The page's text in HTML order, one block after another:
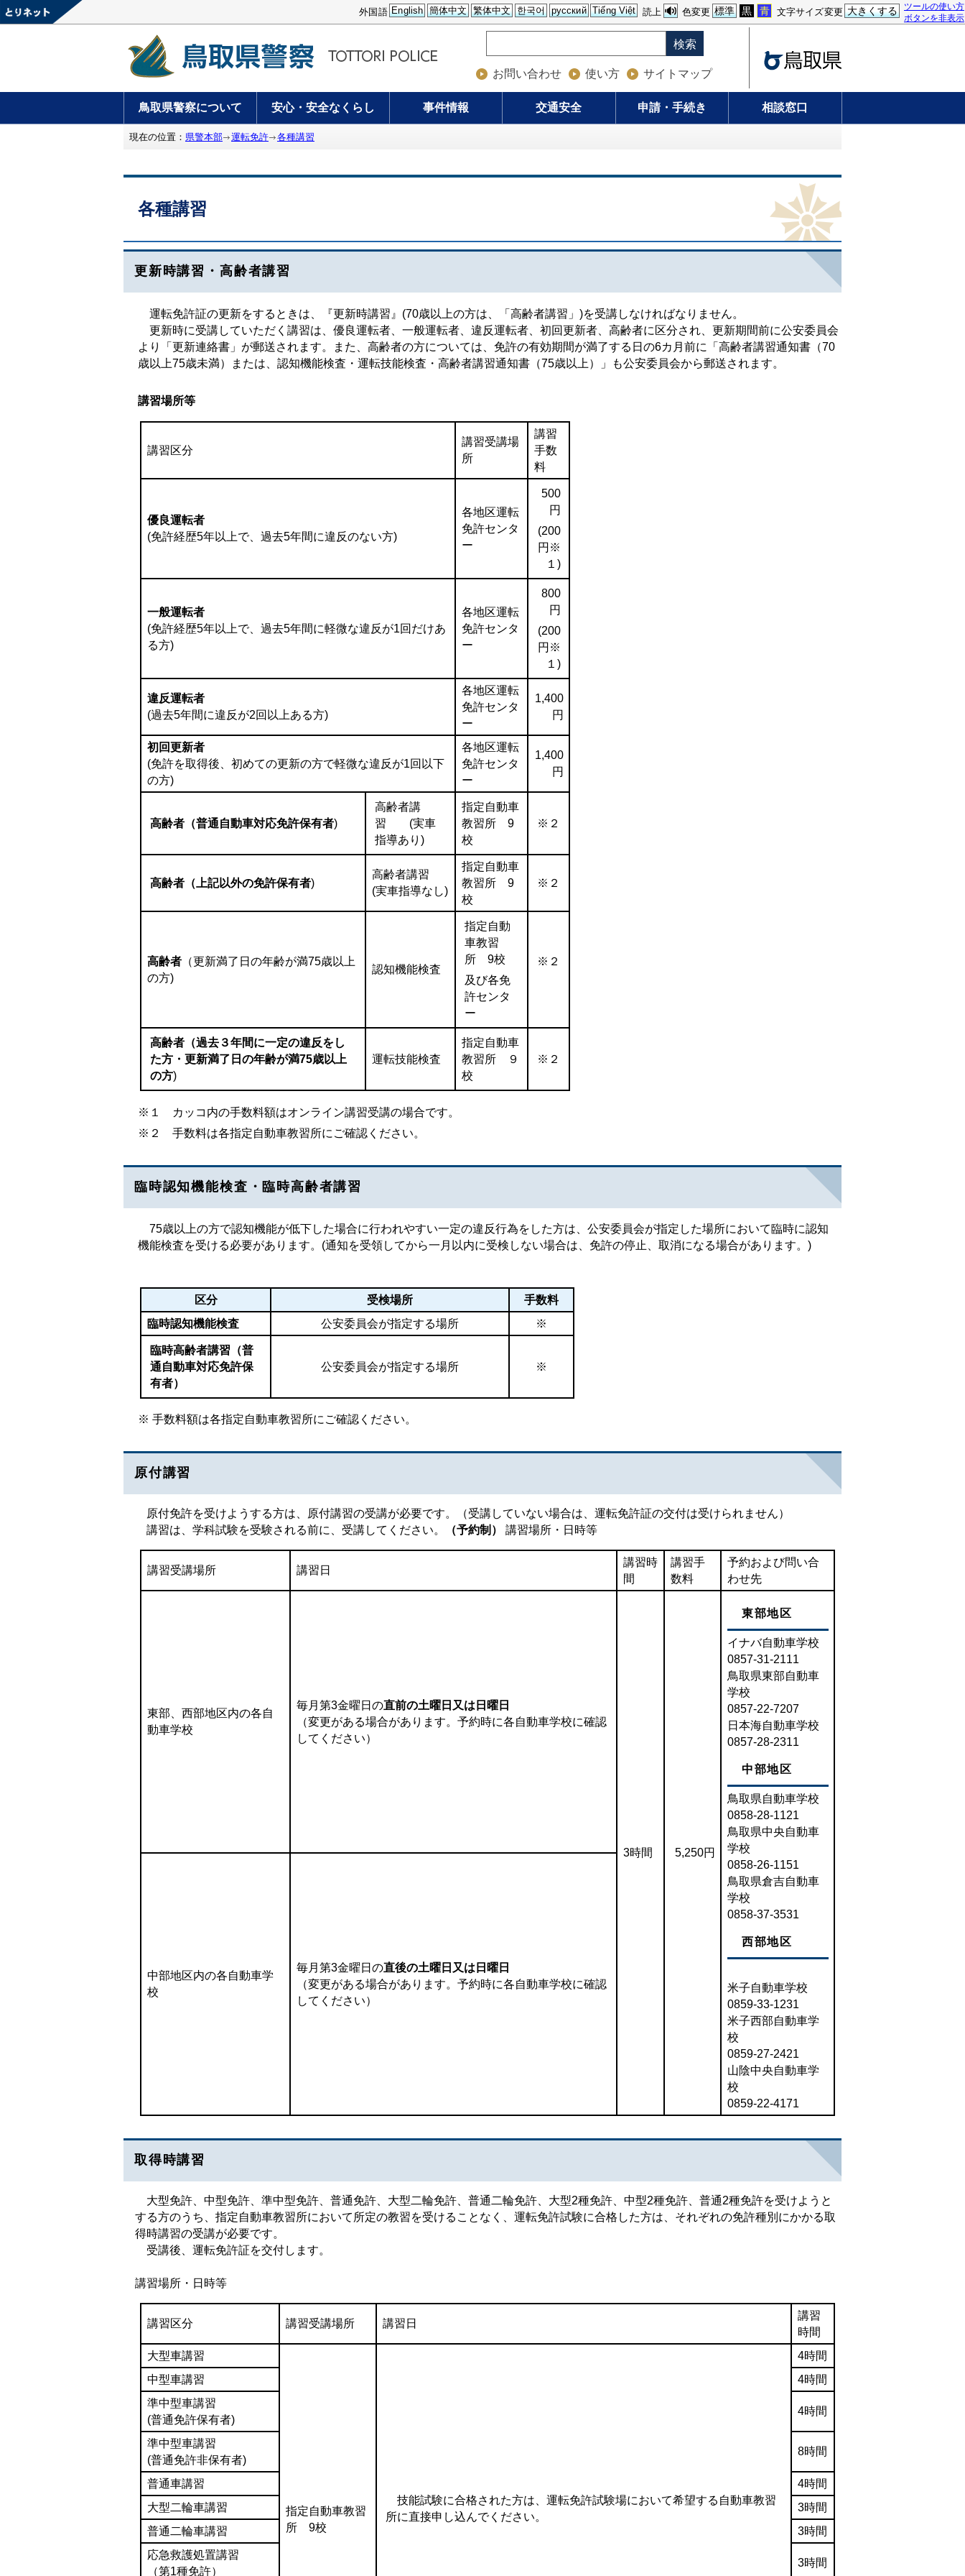
ツールの使い方
ボタンを非表示
文字サイズ変更 大きくする
色変更 標準 黒 青
読上
外国語 English 簡体中文 繁体中文 한국어 русский Tiếng Việt
検索
お問い合わせ 使い方 サイトマップ
鳥取県警察について 安心・安全なくらし 事件情報 交通安全 申請・手続き 相談窓口
現在の位置： 県警本部 運転免許 各種講習
各種講習
更新時講習・高齢者講習
運転免許証の更新をするときは、『更新時講習』(70歳以上の方は、「高齢者講習」)を受講しなければなりません。
更新時に受講していただく講習は、優良運転者、一般運転者、違反運転者、初回更新者、高齢者に区分され、更新期間前に公安委員会
より「更新連絡書」が郵送されます。また、高齢者の方については、免許の有効期間が満了する日の6カ月前に「高齢者講習通知書（70
歳以上75歳未満）または、認知機能検査・運転技能検査・高齢者講習通知書（75歳以上）」も公安委員会から郵送されます。
講習場所等
講習区分
講習受講場
所
講習
手数
料
優良運転者
(免許経歴5年以上で、過去5年間に違反のない方)
各地区運転
免許センタ
ー
500
円
(200
円※
１)
一般運転者
(免許経歴5年以上で、過去5年間に軽微な違反が1回だけあ
る方)
各地区運転
免許センタ
ー
800
円
(200
円※
１)
違反運転者
(過去5年間に違反が2回以上ある方)
各地区運転
免許センタ
ー
1,400
円
初回更新者
(免許を取得後、初めての更新の方で軽微な違反が1回以下
の方)
各地区運転
免許センタ
ー
1,400
円
高齢者（普通自動車対応免許保有者)
高齢者講
習 (実車
指導あり)
指定自動車
教習所 9
校
※２
高齢者（上記以外の免許保有者)
高齢者講習
(実車指導なし)
指定自動車
教習所 9
校
※２
高齢者 （更新満了日の年齢が満75歳以上
の方)
認知機能検査
指定自動
車教習
所 9校
及び各免
許センタ
ー
※２
高齢者（過去３年間に一定の違反をし
た方・更新満了日の年齢が満75歳以上
の方)
運転技能検査
指定自動車
教習所 ９
校
※２
※１ カッコ内の手数料額はオンライン講習受講の場合です。
※２ 手数料は各指定自動車教習所にご確認ください。
臨時認知機能検査・臨時高齢者講習
75歳以上の方で認知機能が低下した場合に行われやすい一定の違反行為をした方は、公安委員会が指定した場所において臨時に認知
機能検査を受ける必要があります。(通知を受領してから一月以内に受検しない場合は、免許の停止、取消になる場合があります。)
区分 受検場所
手数料
臨時認知機能検査
公安委員会が指定する場所 ※
臨時高齢者講習（普
通自動車対応免許保
有者）
公安委員会が指定する場所 ※
※ 手数料額は各指定自動車教習所にご確認ください。
原付講習
原付免許を受けようする方は、原付講習の受講が必要です。（受講していない場合は、運転免許証の交付は受けられません）
講習は、学科試験を受験される前に、受講してください。
（予約制） 講習場所・日時等
講習受講場所 講習日
講習時
間
講習手
数料
予約および問い合
わせ先
東部、西部地区内の各自
動車学校
毎月第3金曜日の直前の土曜日又は日曜日
（変更がある場合があります。予約時に各自動車学校に確認
してください）
3時間 5,250円
東部地区
イナバ自動車学校
0857-31-2111
鳥取県東部自動車
学校
0857-22-7207
日本海自動車学校
0857-28-2311
中部地区
鳥取県自動車学校
0858-28-1121
鳥取県中央自動車
学校
0858-26-1151
鳥取県倉吉自動車
学校
0858-37-3531
西部地区
米子自動車学校
0859-33-1231
米子西部自動車学
校
0859-27-2421
山陰中央自動車学
校
0859-22-4171
中部地区内の各自動車学
校
毎月第3金曜日の直後の土曜日又は日曜日
（変更がある場合があります。予約時に各自動車学校に確認
してください）
取得時講習
大型免許、中型免許、準中型免許、普通免許、大型二輪免許、普通二輪免許、大型2種免許、中型2種免許、普通2種免許を受けようと
する方のうち、指定自動車教習所において所定の教習を受けることなく、運転免許試験に合格した方は、それぞれの免許種別にかかる取
得時講習の受講が必要です。
受講後、運転免許証を交付します。
講習場所・日時等
講習区分 講習受講場所 講習日
講習
時間
大型車講習
指定自動車教習
所 9校
技能試験に合格された方は、運転免許試験場において希望する自動車教習
所に直接申し込んでください。
4時間
中型車講習
4時間
準中型車講習
(普通免許保有者)
4時間
準中型車講習
(普通免許非保有者)
8時間
普通車講習
4時間
大型二輪車講習
3時間
普通二輪車講習
3時間
応急救護処置講習
（第1種免許）
3時間